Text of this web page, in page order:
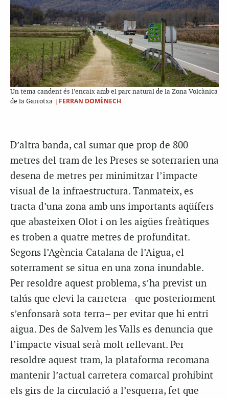
Un tema candent és l’encaix amb el parc natural de la Zona Volcànica
de la Garrotxa |FERRAN DOMÈNECH
D’altra banda, cal sumar que prop de 800
metres del tram de les Preses se soterrarien una
desena de metres per minimitzar l’impacte
visual de la infraestructura. Tanmateix, es
tracta d’una zona amb uns importants aqüífers
que abasteixen Olot i on les aigües freàtiques
es troben a quatre metres de profunditat.
Segons l’Agència Catalana de l’Aigua, el
soterrament se situa en una zona inundable.
Per resoldre aquest problema, s’ha previst un
talús que elevi la carretera –que posteriorment
s’enfonsarà sota terra– per evitar que hi entri
aigua. Des de Salvem les Valls es denuncia que
l’impacte visual serà molt rellevant. Per
resoldre aquest tram, la plataforma recomana
mantenir l’actual carretera comarcal prohibint
els girs de la circulació a l’esquerra, fet que